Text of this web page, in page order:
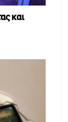
και